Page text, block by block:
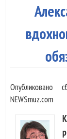
Опубликовано
NEWSmuz.com